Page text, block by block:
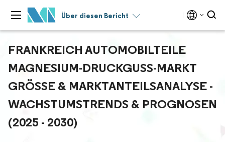
Über diesen Bericht
FRANKREICH AUTOMOBILTEILE
MAGNESIUM-DRUCKGUSS-MARKT
GRÖSSE & MARKTANTEILSANALYSE - W
ACHSTUMSTRENDS & PROGNOSEN (
2025 - 2030)